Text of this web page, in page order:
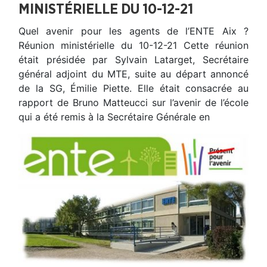
MINISTÉRIELLE DU 10-12-21
Quel avenir pour les agents de l’ENTE Aix ?
Réunion ministérielle du 10-12-21 Cette réunion
était présidée par Sylvain Latarget, Secrétaire
général adjoint du MTE, suite au départ annoncé
de la SG, Émilie Piette. Elle était consacrée au
rapport de Bruno Matteucci sur l’avenir de l’école
qui a été remis à la Secrétaire Générale en